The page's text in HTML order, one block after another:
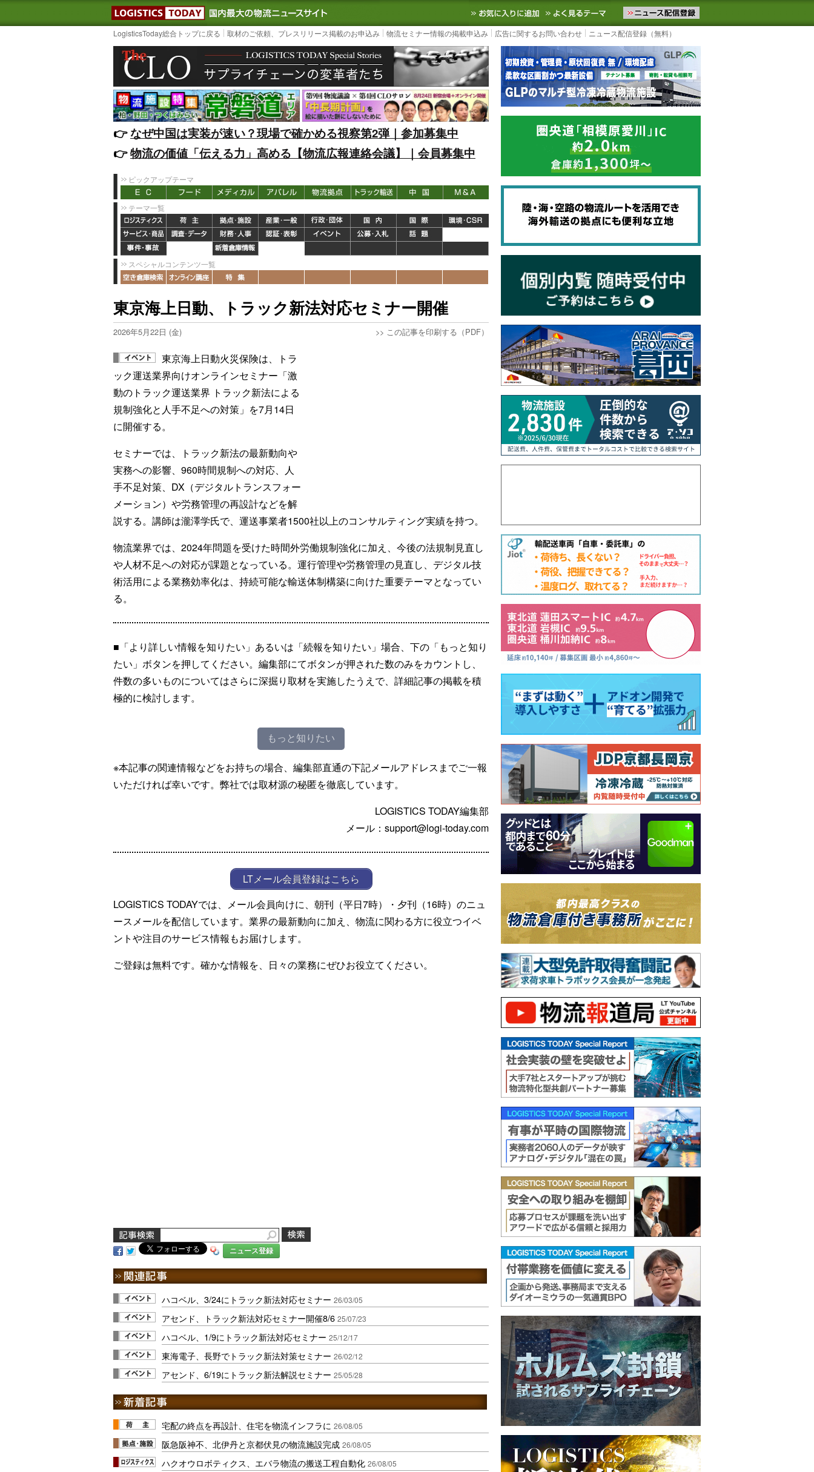
LOGISTICS TODAY｜国内最大の物流ニュースサイト3PL, SCMなど国内外の最新の物流ニュースをお届けします。物流ニュースメール配信を登録す
お気に入りに追加 よく見るテーマ
LogisticsToday総合トップに戻る 取材のご依頼、プレスリリース掲載のお申込み 物流セミナー情報の掲載申込み 広告に関するお問い合わせ ニュース配信登録（無料）
👉️なぜ中国は実装が速い？現場で確かめる視察第2弾｜参加募集中
👉️物流の価値「伝える力」高める【物流広報連絡会議】｜会員募集中
ピックアップテーマ
テーマ一覧
スペシャルコンテンツ一覧
東京海上日動、トラック新法対応セミナー開催
2026年5月22日 (金) >> この記事を印刷する（PDF）
東京海上日動火災保険は、トラ
ック運送業界向けオンラインセミナー「激
動のトラック運送業界 トラック新法による
規制強化と人手不足への対策」を7月14日
に開催する。
セミナーでは、トラック新法の最新動向や
実務への影響、960時間規制への対応、人
手不足対策、DX（デジタルトランスフォー
メーション）や労務管理の再設計などを解
説する。講師は瀧澤学氏で、運送事業者1500社以上のコンサルティング実績を持つ。
物流業界では、2024年問題を受けた時間外労働規制強化に加え、今後の法規制見直し
や人材不足への対応が課題となっている。運行管理や労務管理の見直し、デジタル技
術活用による業務効率化は、持続可能な輸送体制構築に向けた重要テーマとなってい
る。
■「より詳しい情報を知りたい」あるいは「続報を知りたい」場合、下の「もっと知り
たい」ボタンを押してください。編集部にてボタンが押された数のみをカウントし、
件数の多いものについてはさらに深掘り取材を実施したうえで、詳細記事の掲載を積
極的に検討します。
もっと知りたい
※本記事の関連情報などをお持ちの場合、編集部直通の下記メールアドレスまでご一報
いただければ幸いです。弊社では取材源の秘匿を徹底しています。
LOGISTICS TODAY編集部
メール：support@logi-today.com
LTメール会員登録はこちら
LOGISTICS TODAYでは、メール会員向けに、朝刊（平日7時）・夕刊（16時）のニュ
ースメールを配信しています。業界の最新動向に加え、物流に関わる方に役立つイベ
ントや注目のサービス情報もお届けします。
ご登録は無料です。確かな情報を、日々の業務にぜひお役立てください。
ニュース登録
ハコベル、3/24にトラック新法対応セミナー 26/03/05
アセンド、トラック新法対応セミナー開催8/6 25/07/23
ハコベル、1/9にトラック新法対応セミナー 25/12/17
東海電子、長野でトラック新法対策セミナー 26/02/12
アセンド、6/19にトラック新法解説セミナー 25/05/28
宅配の終点を再設計、住宅を物流インフラに 26/08/05
阪急阪神不、北伊丹と京都伏見の物流施設完成 26/08/05
ハクオウロボティクス、エバラ物流の搬送工程自動化 26/08/05